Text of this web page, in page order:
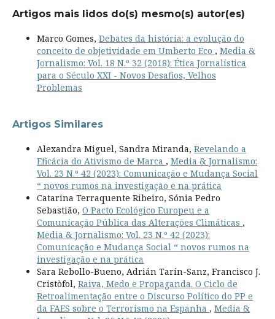
Artigos mais lidos do(s) mesmo(s) autor(es)
Marco Gomes, Debates da história: a evolução do
conceito de objetividade em Umberto Eco , Media &
Jornalismo: Vol. 18 N.º 32 (2018): Ética Jornalística
para o Século XXI - Novos Desafios, Velhos
Problemas
Artigos Similares
Alexandra Miguel, Sandra Miranda, Revelando a
Eficácia do Ativismo de Marca , Media & Jornalismo:
Vol. 23 N.º 42 (2023): Comunicação e Mudança Social
“ novos rumos na investigação e na prática
Catarina Terraquente Ribeiro, Sónia Pedro
Sebastião, O Pacto Ecológico Europeu e a
Comunicação Pública das Alterações Climáticas ,
Media & Jornalismo: Vol. 23 N.º 42 (2023):
Comunicação e Mudança Social “ novos rumos na
investigação e na prática
Sara Rebollo-Bueno, Adrián Tarín-Sanz, Francisco J.
Cristòfol, Raiva, Medo e Propaganda. O Ciclo de
Retroalimentação entre o Discurso Político do PP e
da FAES sobre o Terrorismo na Espanha , Media &